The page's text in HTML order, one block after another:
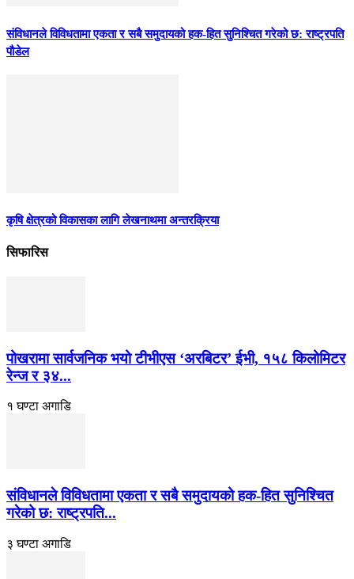
संविधानले विविधतामा एकता र सबै समुदायको हक-हित सुनिश्चित गरेको छ: राष्ट्रपति
पौडेल
कृषि क्षेत्रको विकासका लागि लेखनाथमा अन्तरक्रिया
सिफारिस
पोखरामा सार्वजनिक भयो टीभीएस ‘अरबिटर’ ईभी, १५८ किलोमिटर
रेन्ज र ३४...
१ घण्टा अगाडि
संविधानले विविधतामा एकता र सबै समुदायको हक-हित सुनिश्चित
गरेको छ: राष्ट्रपति...
३ घण्टा अगाडि